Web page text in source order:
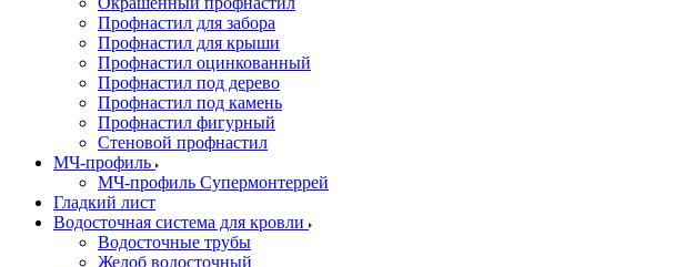
Профнастил для забора
Профнастил для крыши
Профнастил оцинкованный
Профнастил под дерево
Профнастил под камень
Профнастил фигурный
Стеновой профнастил
МЧ-профиль
МЧ-профиль Супермонтеррей
Гладкий лист
Водосточная система для кровли
Водосточные трубы
Желоб водосточный